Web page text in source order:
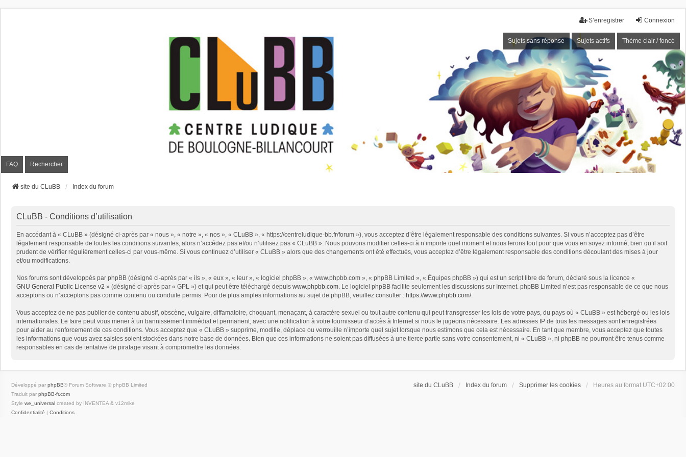
Connexion
S’enregistrer
Sujets sans réponse Sujets actifs Thème clair / foncé
FAQ Rechercher
site du CLuBB Index du forum
CLuBB - Conditions d’utilisation
En accédant à « CLuBB » (désigné ci-après par « nous », « notre », « nos », « CLuBB », « https://centreludique-bb.fr/forum »), vous acceptez d’être légalement responsable des conditions suivantes. Si vous n’acceptez pas d’être
légalement responsable de toutes les conditions suivantes, alors n’accédez pas et/ou n’utilisez pas « CLuBB ». Nous pouvons modifier celles-ci à n’importe quel moment et nous ferons tout pour que vous en soyez informé, bien qu’il soit
prudent de vérifier régulièrement celles-ci par vous-même. Si vous continuez d’utiliser « CLuBB » alors que des changements ont été effectués, vous acceptez d’être légalement responsable des conditions découlant des mises à jour
et/ou modifications.
Nos forums sont développés par phpBB (désigné ci-après par « ils », « eux », « leur », « logiciel phpBB », « www.phpbb.com », « phpBB Limited », « Équipes phpBB ») qui est un script libre de forum, déclaré sous la licence «
GNU General Public License v2 » (désigné ci-après par « GPL ») et qui peut être téléchargé depuis www.phpbb.com. Le logiciel phpBB facilite seulement les discussions sur Internet. phpBB Limited n’est pas responsable de ce que nous
acceptons ou n’acceptons pas comme contenu ou conduite permis. Pour de plus amples informations au sujet de phpBB, veuillez consulter : https://www.phpbb.com/.
Vous acceptez de ne pas publier de contenu abusif, obscène, vulgaire, diffamatoire, choquant, menaçant, à caractère sexuel ou tout autre contenu qui peut transgresser les lois de votre pays, du pays où « CLuBB » est hébergé ou les lois
internationales. Le faire peut vous mener à un bannissement immédiat et permanent, avec une notification à votre fournisseur d’accès à Internet si nous le jugeons nécessaire. Les adresses IP de tous les messages sont enregistrées
pour aider au renforcement de ces conditions. Vous acceptez que « CLuBB » supprime, modifie, déplace ou verrouille n’importe quel sujet lorsque nous estimons que cela est nécessaire. En tant que membre, vous acceptez que toutes
les informations que vous avez saisies soient stockées dans notre base de données. Bien que ces informations ne soient pas diffusées à une tierce partie sans votre consentement, ni « CLuBB », ni phpBB ne pourront être tenus comme
responsables en cas de tentative de piratage visant à compromettre les données.
site du CLuBB Index du forum Supprimer les cookies Heures au format UTC+02:00
Développé par phpBB® Forum Software © phpBB Limited
Traduit par phpBB-fr.com
Style we_universal created by INVENTEA & v12mike
Confidentialité | Conditions